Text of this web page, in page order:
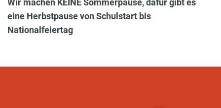
Wir machen KEINE Sommerpause, dafür gibt es
eine Herbstpause von Schulstart bis
Nationalfeiertag